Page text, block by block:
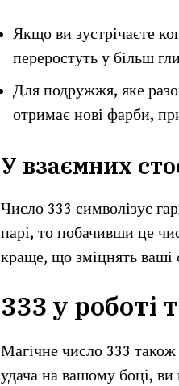
Якщо ви зустрічаєте
переростуть у більш
Для подружжя, яке
отримає нові фарби,
У взаємних
Число 333 символізує
парі, то побачивши це
краще, що зміцнять ваші
333 у роботі
Магічне число 333 також
удача на вашому боці, ви